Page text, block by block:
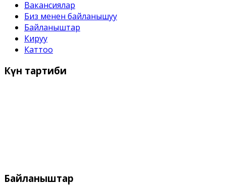
Вакансиялар
Биз менен байланышуу
Байланыштар
Кируу
Каттоо
Күн тартиби
Байланыштар